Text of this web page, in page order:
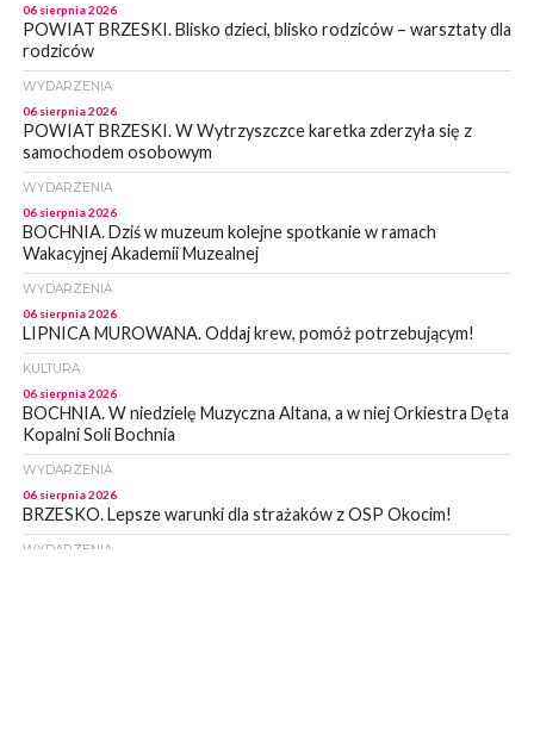
06 sierpnia 2026
POWIAT BRZESKI. Blisko dzieci, blisko rodziców – warsztaty dla
rodziców
WYDARZENIA
06 sierpnia 2026
POWIAT BRZESKI. W Wytrzyszczce karetka zderzyła się z
samochodem osobowym
WYDARZENIA
06 sierpnia 2026
BOCHNIA. Dziś w muzeum kolejne spotkanie w ramach
Wakacyjnej Akademii Muzealnej
WYDARZENIA
06 sierpnia 2026
LIPNICA MUROWANA. Oddaj krew, pomóż potrzebującym!
KULTURA
06 sierpnia 2026
BOCHNIA. W niedzielę Muzyczna Altana, a w niej Orkiestra Dęta
Kopalni Soli Bochnia
WYDARZENIA
06 sierpnia 2026
BRZESKO. Lepsze warunki dla strażaków z OSP Okocim!
WYDARZENIA